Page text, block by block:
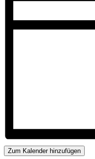
Zum Kalender hinzufügen